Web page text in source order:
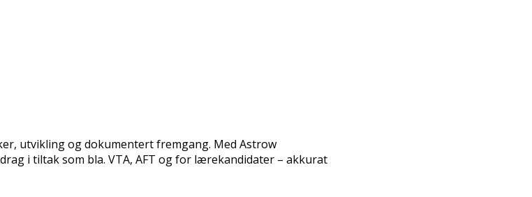
utvikling og dokumentert fremgang. Med Astrow
i tiltak som bla. VTA, AFT og for lærekandidater – akkurat